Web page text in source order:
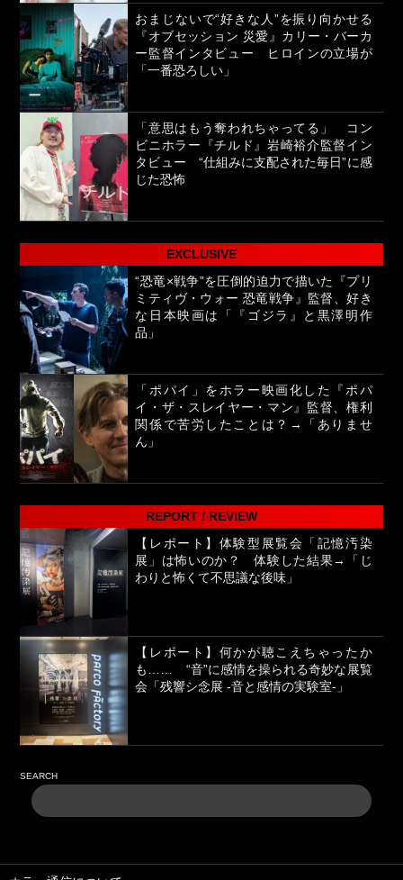
おまじないで“好きな人”を振り向かせる
『オブセッション 災愛』カリー・バーカ
ー監督インタビュー ヒロインの立場が
「一番恐ろしい」
「意思はもう奪われちゃってる」 コン
ビニホラー『チルド』岩崎裕介監督イン
タビュー “仕組みに支配された毎日”に感
じた恐怖
EXCLUSIVE
“恐竜×戦争”を圧倒的迫力で描いた『プリ
ミティヴ・ウォー 恐竜戦争』監督、好き
な日本映画は「『ゴジラ』と黒澤明作
品」
「ポパイ」をホラー映画化した『ポパ
イ・ザ・スレイヤー・マン』監督、権利
関係で苦労したことは？→「ありませ
ん」
REPORT / REVIEW
【レポート】体験型展覧会「記憶汚染
展」は怖いのか？ 体験した結果→「じ
わりと怖くて不思議な後味」
【レポート】何かが聴こえちゃったか
も…… “音”に感情を操られる奇妙な展覧
会「残響シ念展 -⾳と感情の実験室-」
SEARCH